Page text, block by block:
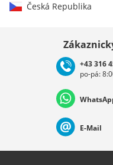
Česká Republika
Deutschland
Nederland
+43 316
po-pá:
E-Mail